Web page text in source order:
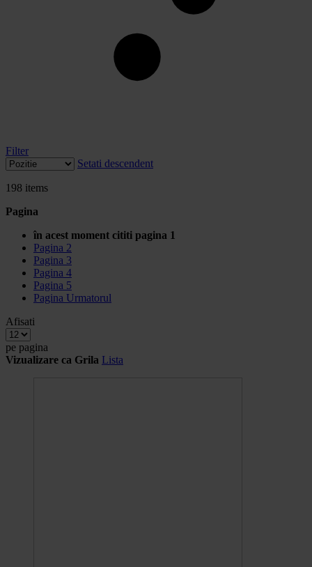
Filter
Setati descendent
198 items
Pagina
în acest moment cititi pagina 1
Pagina 2
Pagina 3
Pagina 4
Pagina 5
Pagina Urmatorul
Afisati
pe pagina
Vizualizare ca Grila Lista